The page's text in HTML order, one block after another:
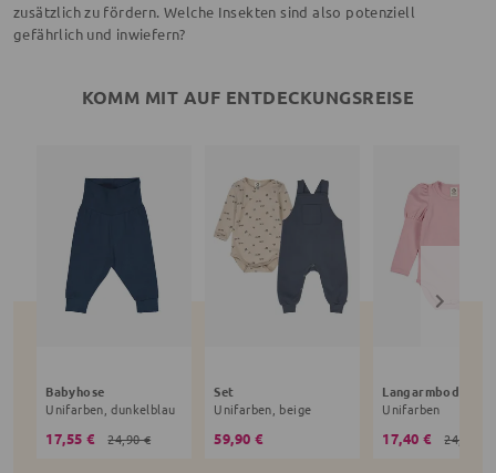
zusätzlich zu fördern. Welche Insekten sind also potenziell
gefährlich und inwiefern?
KOMM MIT AUF ENTDECKUNGSREISE
Babyhose
Unifarben, dunkelblau
17,55 € 24,90 €
Set
Unifarben, beige
59,90 €
Langarmbody
Unifarben
17,40 € 24,90 €